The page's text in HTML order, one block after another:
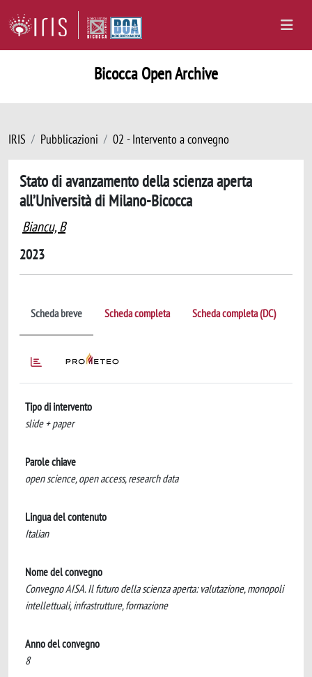
Bicocca Open Archive
IRIS Pubblicazioni 02 - Intervento a convegno
Stato di avanzamento della scienza aperta
all’Università di Milano-Bicocca
Biancu, B
2023
Scheda breve Scheda completa Scheda completa (DC)
Tipo di intervento
slide + paper
Parole chiave
open science, open access, research data
Lingua del contenuto
Italian
Nome del convegno
Convegno AISA. Il futuro della scienza aperta: valutazione, monopoli
intellettuali, infrastrutture, formazione
Anno del convegno
8